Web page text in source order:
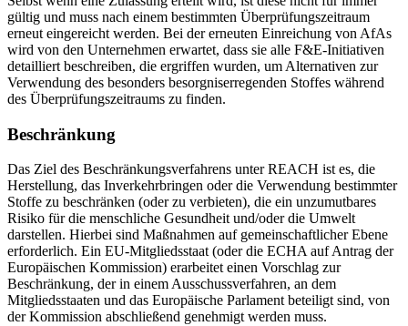
gültig und muss nach einem bestimmten Überprüfungszeitraum
erneut eingereicht werden. Bei der erneuten Einreichung von AfAs
wird von den Unternehmen erwartet, dass sie alle F&E-Initiativen
detailliert beschreiben, die ergriffen wurden, um Alternativen zur
Verwendung des besonders besorgniserregenden Stoffes während
des Überprüfungszeitraums zu finden.
Beschränkung
Das Ziel des Beschränkungsverfahrens unter REACH ist es, die
Herstellung, das Inverkehrbringen oder die Verwendung bestimmter
Stoffe zu beschränken (oder zu verbieten), die ein unzumutbares
Risiko für die menschliche Gesundheit und/oder die Umwelt
darstellen. Hierbei sind Maßnahmen auf gemeinschaftlicher Ebene
erforderlich. Ein EU-Mitgliedsstaat (oder die ECHA auf Antrag der
Europäischen Kommission) erarbeitet einen Vorschlag zur
Beschränkung, der in einem Ausschussverfahren, an dem
Mitgliedsstaaten und das Europäische Parlament beteiligt sind, von
der Kommission abschließend genehmigt werden muss.